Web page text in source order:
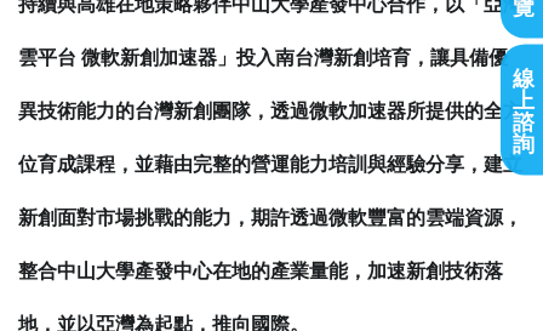
持續與高雄在地策略夥伴中山大學產發中心合作，以「亞灣
雲平台 微軟新創加速器」投入南台灣新創培育，讓具備優
異技術能力的台灣新創團隊，透過微軟加速器所提供的全方
位育成課程，並藉由完整的營運能力培訓與經驗分享，建立
新創面對市場挑戰的能力，期許透過微軟豐富的雲端資源，
整合中山大學產發中心在地的產業量能，加速新創技術落
地，並以亞灣為起點，推向國際。
線
上
諮
詢